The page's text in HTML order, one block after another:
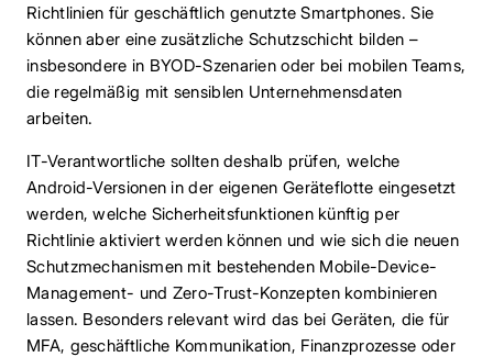
Richtlinien für geschäftlich genutzte Smartphones. Sie
können aber eine zusätzliche Schutzschicht bilden –
insbesondere in BYOD-Szenarien oder bei mobilen Teams,
die regelmäßig mit sensiblen Unternehmensdaten
arbeiten.
IT-Verantwortliche sollten deshalb prüfen, welche
Android-Versionen in der eigenen Geräteflotte eingesetzt
werden, welche Sicherheitsfunktionen künftig per
Richtlinie aktiviert werden können und wie sich die neuen
Schutzmechanismen mit bestehenden Mobile-Device-
Management- und Zero-Trust-Konzepten kombinieren
lassen. Besonders relevant wird das bei Geräten, die für
MFA, geschäftliche Kommunikation, Finanzprozesse oder